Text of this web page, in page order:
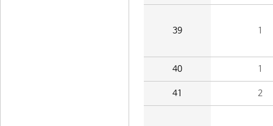
39 1
40 1
41 2